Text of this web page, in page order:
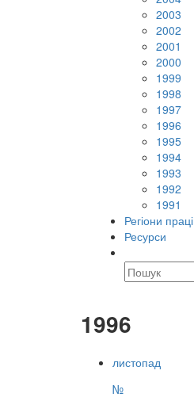
2003
2002
2001
2000
1999
1998
1997
1996
1995
1994
1993
1992
1991
Регіони праці
Ресурси
1996
листопад
№